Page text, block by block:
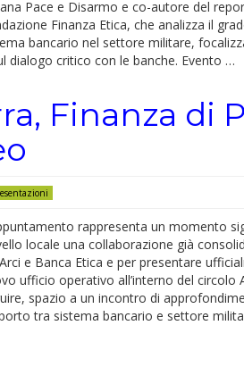
Pace e Disarmo e co-autore del
Finanza Etica, che analizza il
bancario nel settore militare,
dialogo critico con le banche. Evento …
Finanza di
rappresenta un momento
locale una collaborazione già
e Banca Etica e per presentare
ufficio operativo all’interno del circolo
spazio a un incontro di
tra sistema bancario e settore